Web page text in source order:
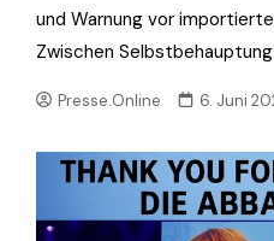
und Warnung vor
Zwischen Selbstbehauptung
Presse.Online 6. Juni